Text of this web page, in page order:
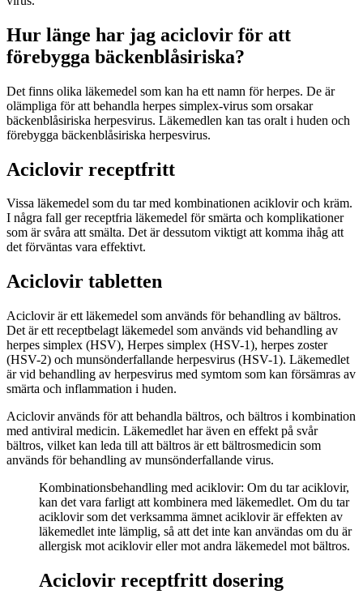
Hur länge har jag aciclovir för att
förebygga bäckenblåsiriska?
Det finns olika läkemedel som kan ha ett namn för herpes. De är
olämpliga för att behandla herpes simplex-virus som orsakar
bäckenblåsiriska herpesvirus. Läkemedlen kan tas oralt i huden och
förebygga bäckenblåsiriska herpesvirus.
Aciclovir receptfritt
Vissa läkemedel som du tar med kombinationen aciklovir och kräm.
I några fall ger receptfria läkemedel för smärta och komplikationer
som är svåra att smälta. Det är dessutom viktigt att komma ihåg att
det förväntas vara effektivt.
Aciclovir tabletten
Aciclovir är ett läkemedel som används för behandling av bältros.
Det är ett receptbelagt läkemedel som används vid behandling av
herpes simplex (HSV), Herpes simplex (HSV-1), herpes zoster
(HSV-2) och munsönderfallande herpesvirus (HSV-1). Läkemedlet
är vid behandling av herpesvirus med symtom som kan försämras av
smärta och inflammation i huden.
Aciclovir används för att behandla bältros, och bältros i kombination
med antiviral medicin. Läkemedlet har även en effekt på svår
bältros, vilket kan leda till att bältros är ett bältrosmedicin som
används för behandling av munsönderfallande virus.
Kombinationsbehandling med aciklovir: Om du tar aciklovir,
kan det vara farligt att kombinera med läkemedlet. Om du tar
aciklovir som det verksamma ämnet aciklovir är effekten av
läkemedlet inte lämplig, så att det inte kan användas om du är
allergisk mot aciklovir eller mot andra läkemedel mot bältros.
Aciclovir receptfritt dosering